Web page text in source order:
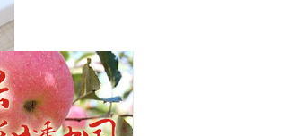
菌+自动烘干，让你的